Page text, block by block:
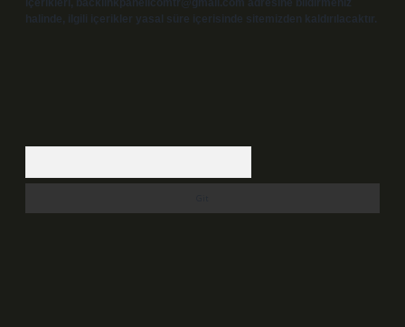
içerikleri, backlinkpanelicomtr@gmail.com adresine bildirmeniz
halinde, ilgili içerikler yasal süre içerisinde sitemizden kaldırılacaktır.